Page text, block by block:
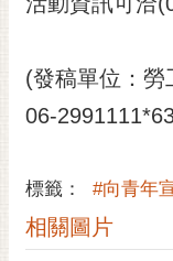
(發稿單位：
06-
標籤： #向青年
相關圖片